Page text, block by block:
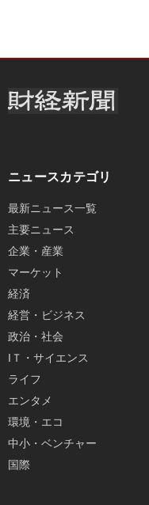
ニュースカテゴリ
最新ニュース一覧
主要ニュース
企業・産業
マーケット
経済
経営・ビジネス
政治・社会
IＴ・サイエンス
ライフ
エンタメ
環境・エコ
中小・ベンチャー
国際